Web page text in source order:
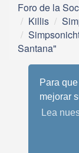
Para
mejorar
Lea
Foro de la
Killis
Santana"